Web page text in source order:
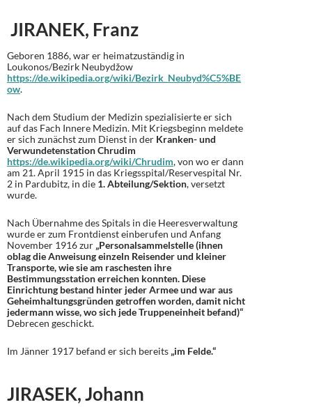
JIRANEK, Franz
Geboren 1886, war er heimatzuständig in
Loukonos/Bezirk Neubydžow
https://de.wikipedia.org/wiki/Bezirk_Neubyd%C5%BE
ow.
Nach dem Studium der Medizin spezialisierte er sich
auf das Fach Innere Medizin. Mit Kriegsbeginn meldete
er sich zunächst zum Dienst in der Kranken- und
Verwundetenstation Chrudim
https://de.wikipedia.org/wiki/Chrudim, von wo er dann
am 21. April 1915 in das Kriegsspital/Reservespital Nr.
2 in Pardubitz, in die 1. Abteilung/Sektion, versetzt
wurde.
Nach Übernahme des Spitals in die Heeresverwaltung
wurde er zum Frontdienst einberufen und Anfang
November 1916 zur „Personalsammelstelle (ihnen
oblag die Anweisung einzeln Reisender und kleiner
Transporte, wie sie am raschesten ihre
Bestimmungsstation erreichen konnten. Diese
Einrichtung bestand hinter jeder Armee und war aus
Geheimhaltungsgründen getroffen worden, damit nicht
jedermann wisse, wo sich jede Truppeneinheit befand)“
Debrecen geschickt.
Im Jänner 1917 befand er sich bereits „im Felde.“
JIRASEK, Johann